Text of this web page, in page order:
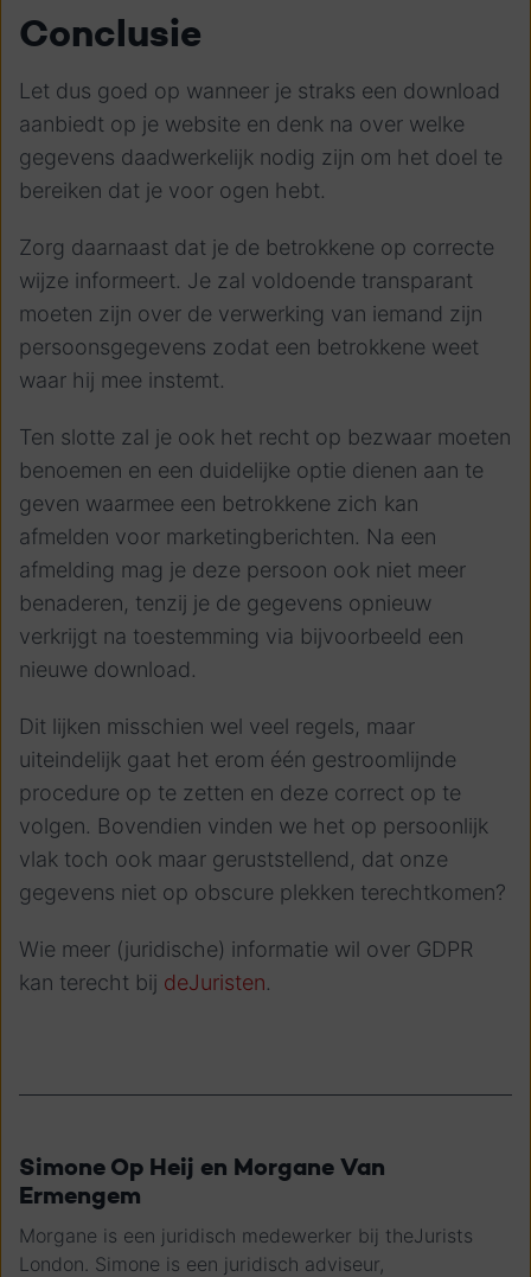
Conclusie
Let dus goed op wanneer je straks een download
aanbiedt op je website en denk na over welke
gegevens daadwerkelijk nodig zijn om het doel te
bereiken dat je voor ogen hebt.
Zorg daarnaast dat je de betrokkene op correcte
wijze informeert. Je zal voldoende transparant
moeten zijn over de verwerking van iemand zijn
persoonsgegevens zodat een betrokkene weet
waar hij mee instemt.
Ten slotte zal je ook het recht op bezwaar moeten
benoemen en een duidelijke optie dienen aan te
geven waarmee een betrokkene zich kan
afmelden voor marketingberichten. Na een
afmelding mag je deze persoon ook niet meer
benaderen, tenzij je de gegevens opnieuw
verkrijgt na toestemming via bijvoorbeeld een
nieuwe download.
Dit lijken misschien wel veel regels, maar
uiteindelijk gaat het erom één gestroomlijnde
procedure op te zetten en deze correct op te
volgen. Bovendien vinden we het op persoonlijk
vlak toch ook maar geruststellend, dat onze
gegevens niet op obscure plekken terechtkomen?
Wie meer (juridische) informatie wil over GDPR
kan terecht bij deJuristen.
Simone Op Heij en Morgane Van
Ermengem
Morgane is een juridisch medewerker bij theJurists
London. Simone is een juridisch adviseur,